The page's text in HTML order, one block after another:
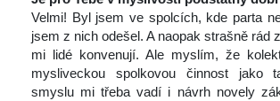
Velmi! Byl jsem ve spolcích, kde parta
jsem z nich odešel. A naopak strašně rád
mi lidé konvenují. Ale myslím, že
mysliveckou spolkovou činnost jako
myslu mi třeba vadí i návrh novely